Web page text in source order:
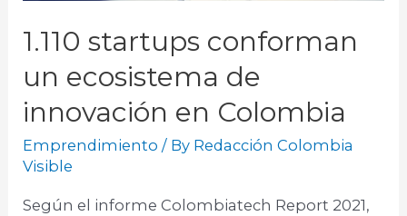
1.110 startups conforman
un ecosistema de
innovación en Colombia
Emprendimiento / By Redacción Colombia
Visible
Según el informe Colombiatech Report 2021,